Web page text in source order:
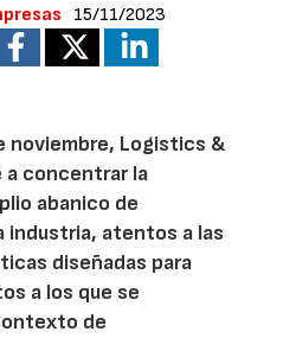
15/11/2023
noviembre, Logistics &
a concentrar la
abanico de
industria, atentos a las
diseñadas para
a los que se
de